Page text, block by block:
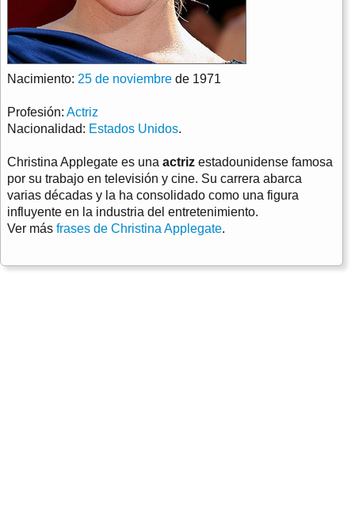
Nacimiento: 25 de noviembre de 1971
Profesión: Actriz
Nacionalidad: Estados Unidos.
Christina Applegate es una actriz estadounidense famosa
por su trabajo en televisión y cine. Su carrera abarca
varias décadas y la ha consolidado como una figura
influyente en la industria del entretenimiento.
Ver más frases de Christina Applegate.